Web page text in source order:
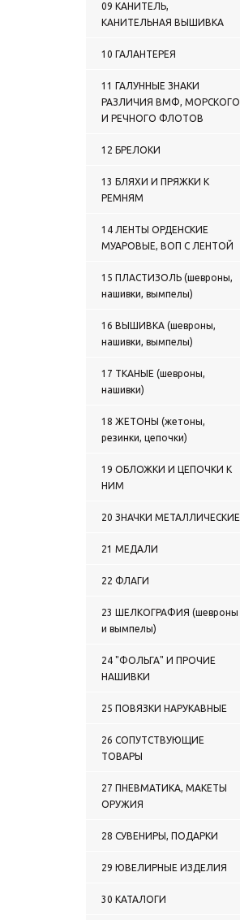
0124 ГАЛСТУКИ-
САМОВЯЗЫ ФОРМЕННЫЕ С
0125 ГАЛСТУКИ ЖЕНСКИЕ
0128 БЕЛЬЕ ЛЕТНЕЕ
0130 БЕЛЬЕ ЖЕНСКОЕ
КАМУФЛИРОВАННЫЕ и
0133 ТЕЛЬНЯШКИ ЛЕТНИЕ
0134 ФУФАЙКИ ЛЕТНИЕ
РУБАШКИ ПОЛО
0136 ТРУСЫ С ВЫШИТЫМ
0137 МАЙКИ С РИСУНКОМ,
НАНЕСЕННЫМ КРАСКОЙ
С ВЫШИТЫМ РИСУНКОМ
0139 ФУТБОЛКИ С
НАДПИСЬЮ КРАСКОЙ
0140 ФУТБОЛКИ С
ПОЛНОЦВЕТНЫМ
ИЗОБРАЖЕНИЕМ,
0141 ФУТБОЛКИ С
ВЫШИВКОЙ НА ГРУДИ
ВЫШИВКОЙ НА ГРУДИ и НА
0143 БЕЛЬЕ ЗИМНЕЕ
0145 ТЕЛЬНЯШКИ ЗИМНИЕ
0147 СВИТЕРЫ, ЖИЛЕТЫ
ВЯЗАНЫЕ
СПОРТИВНАЯ
0149 ФЛИСОВАЯ ОДЕЖДА
0152 ШАРФЫ ПРОЧИЕ
(ШЕЛК ПОЛИЭФИРНЫЙ)
0157 ПЕРЧАТКИ КОЖАНЫЕ
С ОБРЕЗАННЫМИ
09 КАНИТЕЛЬ,
КАНИТЕЛЬНАЯ ВЫШИВКА
10 ГАЛАНТЕРЕЯ
11 ГАЛУННЫЕ ЗНАКИ
РАЗЛИЧИЯ ВМФ, МОРСКОГО
И РЕЧНОГО ФЛОТОВ
12 БРЕЛОКИ
13 БЛЯХИ И ПРЯЖКИ К
РЕМНЯМ
14 ЛЕНТЫ ОРДЕНСКИЕ
МУАРОВЫЕ, ВОП С ЛЕНТОЙ
15 ПЛАСТИЗОЛЬ (шевроны,
нашивки, вымпелы)
16 ВЫШИВКА (шевроны,
нашивки, вымпелы)
17 ТКАНЫЕ (шевроны,
нашивки)
18 ЖЕТОНЫ (жетоны,
резинки, цепочки)
19 ОБЛОЖКИ И ЦЕПОЧКИ К
НИМ
20 ЗНАЧКИ МЕТАЛЛИЧЕСКИЕ
21 МЕДАЛИ
22 ФЛАГИ
23 ШЕЛКОГРАФИЯ (шевроны
и вымпелы)
24 "ФОЛЬГА" И ПРОЧИЕ
НАШИВКИ
25 ПОВЯЗКИ НАРУКАВНЫЕ
26 СОПУТСТВУЮЩИЕ
ТОВАРЫ
27 ПНЕВМАТИКА, МАКЕТЫ
ОРУЖИЯ
28 СУВЕНИРЫ, ПОДАРКИ
29 ЮВЕЛИРНЫЕ ИЗДЕЛИЯ
30 КАТАЛОГИ